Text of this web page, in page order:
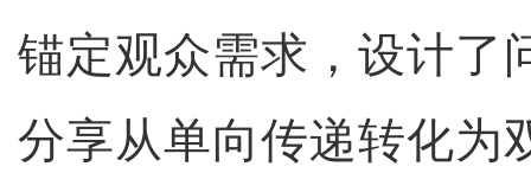
锚定观众需求，设计了
分享从单向传递转化为